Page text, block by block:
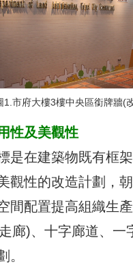
1.市府大樓3樓中央區銜牌牆(
性及美觀性
在建築物既有框架
觀性的改造計劃，
間配置提高組織生
廊)、十字廊道、一
。